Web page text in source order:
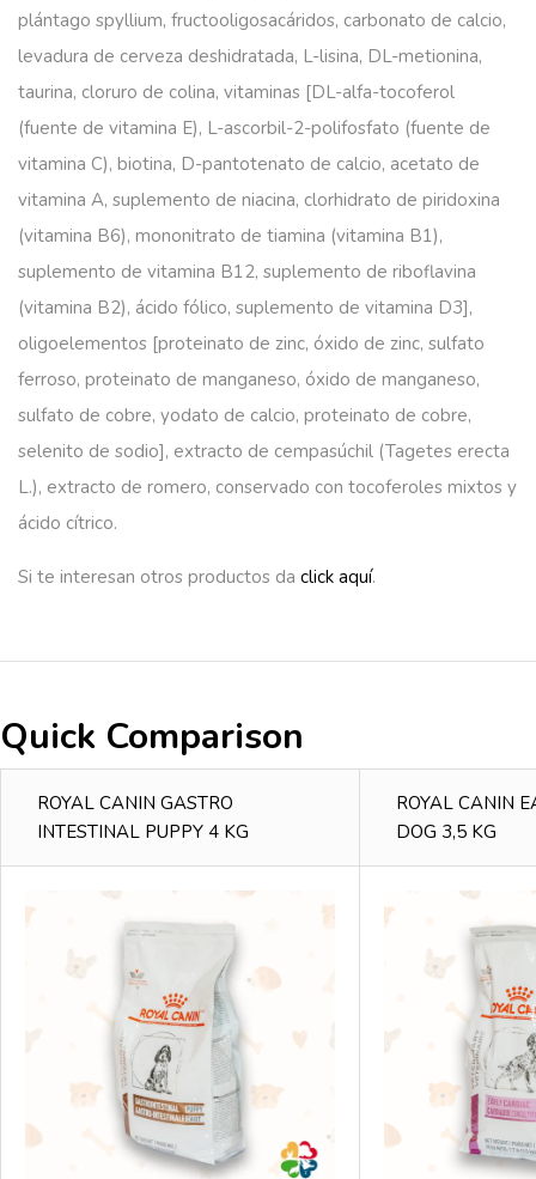
plántago spyllium, fructooligosacáridos, carbonato de calcio,
levadura de cerveza deshidratada, L-lisina, DL-metionina,
taurina, cloruro de colina, vitaminas [DL-alfa-tocoferol
(fuente de vitamina E), L-ascorbil-2-polifosfato (fuente de
vitamina C), biotina, D-pantotenato de calcio, acetato de
vitamina A, suplemento de niacina, clorhidrato de piridoxina
(vitamina B6), mononitrato de tiamina (vitamina B1),
suplemento de vitamina B12, suplemento de riboflavina
(vitamina B2), ácido fólico, suplemento de vitamina D3],
oligoelementos [proteinato de zinc, óxido de zinc, sulfato
ferroso, proteinato de manganeso, óxido de manganeso,
sulfato de cobre, yodato de calcio, proteinato de cobre,
selenito de sodio], extracto de cempasúchil (Tagetes erecta
L.), extracto de romero, conservado con tocoferoles mixtos y
ácido cítrico.
Si te interesan otros productos da click aquí.
Quick Comparison
ROYAL CANIN GASTRO
INTESTINAL PUPPY 4 KG
ROYAL CANIN
DOG 3,5 KG